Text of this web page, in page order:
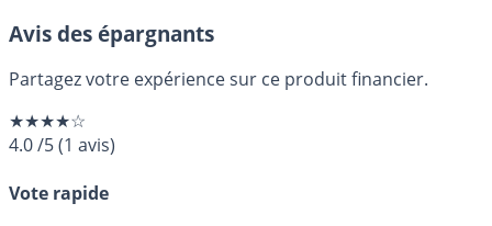
Avis des épargnants
Partagez votre expérience sur ce produit financier.
★★★★☆
4.0/5(1 avis)
Vote rapide